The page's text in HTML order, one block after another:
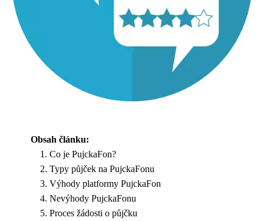
Obsah článku:
Co je PujckaFon?
Typy půjček na PujckaFonu
Výhody platformy PujckaFon
Nevýhody PujckaFonu
Proces žádosti o půjčku